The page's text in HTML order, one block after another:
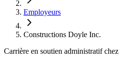
Employeurs
Constructions Doyle Inc.
Carrière en soutien administratif chez